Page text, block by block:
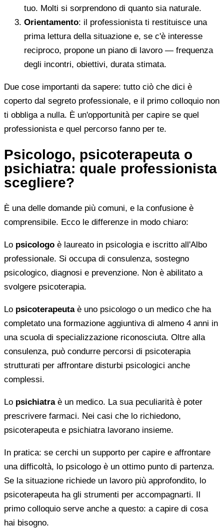
tuo. Molti si sorprendono di quanto sia naturale.
Orientamento: il professionista ti restituisce una
prima lettura della situazione e, se c'è interesse
reciproco, propone un piano di lavoro — frequenza
degli incontri, obiettivi, durata stimata.
Due cose importanti da sapere: tutto ciò che dici è
coperto dal segreto professionale, e il primo colloquio non
ti obbliga a nulla. È un'opportunità per capire se quel
professionista e quel percorso fanno per te.
Psicologo, psicoterapeuta o
psichiatra: quale professionista
scegliere?
È una delle domande più comuni, e la confusione è
comprensibile. Ecco le differenze in modo chiaro:
Lo psicologo è laureato in psicologia e iscritto all'Albo
professionale. Si occupa di consulenza, sostegno
psicologico, diagnosi e prevenzione. Non è abilitato a
svolgere psicoterapia.
Lo psicoterapeutaè uno psicologo o un medico che ha
completato una formazione aggiuntiva di almeno 4 anni in
una scuola di specializzazione riconosciuta. Oltre alla
consulenza, può condurre percorsi di psicoterapia
strutturati per affrontare disturbi psicologici anche
complessi.
Lo psichiatraè un medico. La sua peculiarità è poter
prescrivere farmaci. Nei casi che lo richiedono,
psicoterapeuta e psichiatra lavorano insieme.
In pratica: se cerchi un supporto per capire e affrontare
una difficoltà, lo psicologo è un ottimo punto di partenza.
Se la situazione richiede un lavoro più approfondito, lo
psicoterapeuta ha gli strumenti per accompagnarti. Il
primo colloquio serve anche a questo: a capire di cosa
hai bisogno.